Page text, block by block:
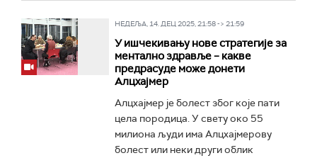
НЕДЕЉА, 14. ДЕЦ 2025, 21:58 -> 21:59
У ишчекивању нове стратегије за
ментално здравље – какве
предрасуде може донети
Алцхајмер
Алцхајмер је болест због које пати
цела породица. У свету око 55
милиона људи има Алцхајмерову
болест или неки други облик